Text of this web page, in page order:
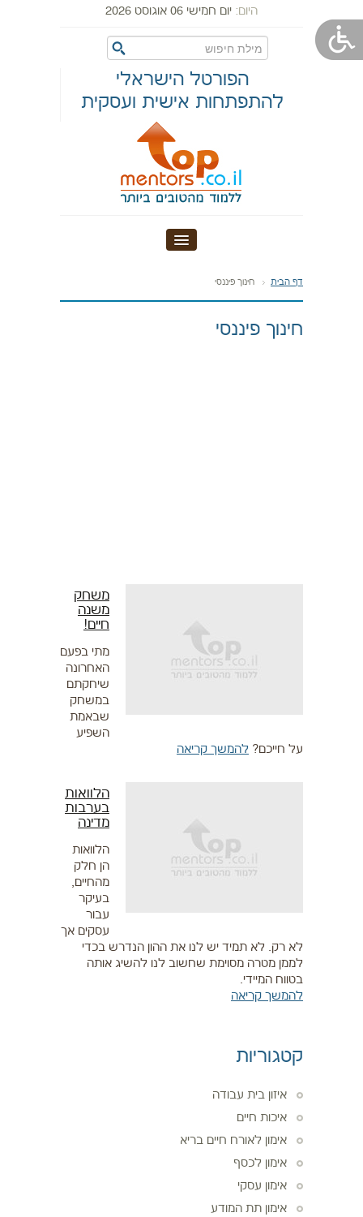
היום: יום חמישי 06 אוגוסט 2026
הפורטל הישראלי
להתפתחות אישית ועסקית
דף הבית חינוך פיננסי
חינוך פיננסי
משחק
משנה
חיים!
מתי בפעם
האחרונה
שיחקתם
במשחק
שבאמת
השפיע
על חייכם? להמשך קריאה
הלוואות
בערבות
מדינה
הלוואות
הן חלק
מהחיים,
בעיקר
עבור
עסקים אך
לא רק. לא תמיד יש לנו את ההון הנדרש בכדי
לממן מטרה מסוימת שחשוב לנו להשיג אותה
בטווח המיידי.
להמשך קריאה
קטגוריות
איזון בית עבודה
איכות חיים
אימון לאורח חיים בריא
אימון לכסף
אימון עסקי
אימון תת המודע